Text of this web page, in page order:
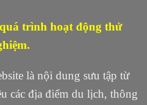
trình hoạt động thử
là nội dung sưu tập từ
các địa điểm du lịch, thông